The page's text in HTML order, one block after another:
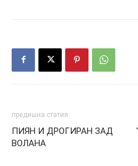
предишна статия
ПИЯН И ДРОГИРАН ЗАД
ВОЛАНА